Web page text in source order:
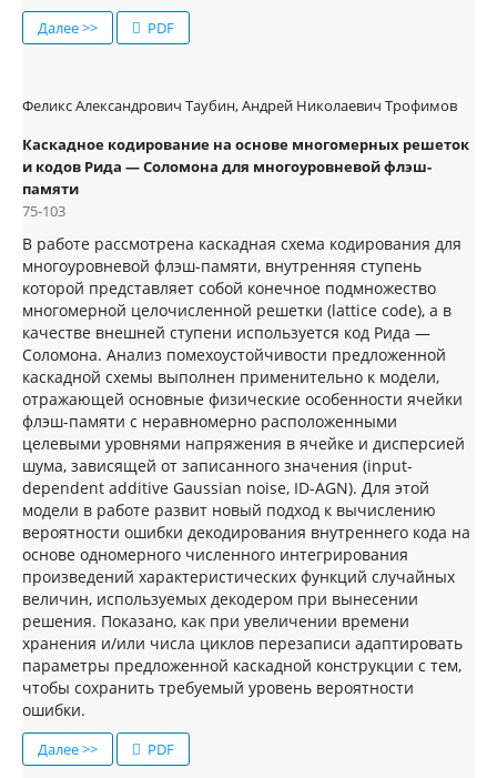
Далее >> PDF
Феликс Александрович Таубин, Андрей Николаевич Трофимов
Каскадное кодирование на основе многомерных решеток
и кодов Рида — Соломона для многоуровневой флэш-
памяти
75-103
В работе рассмотрена каскадная схема кодирования для
многоуровневой флэш-памяти, внутренняя ступень
которой представляет собой конечное подмножество
многомерной целочисленной решетки (lattice code), а в
качестве внешней ступени используется код Рида —
Соломона. Анализ помехоустойчивости предложенной
каскадной схемы выполнен применительно к модели,
отражающей основные физические особенности ячейки
флэш-памяти с неравномерно расположенными
целевыми уровнями напряжения в ячейке и дисперсией
шума, зависящей от записанного значения (input-
dependent additive Gaussian noise, ID-AGN). Для этой
модели в работе развит новый подход к вычислению
вероятности ошибки декодирования внутреннего кода на
основе одномерного численного интегрирования
произведений характеристических функций случайных
величин, используемых декодером при вынесении
решения. Показано, как при увеличении времени
хранения и/или числа циклов перезаписи адаптировать
параметры предложенной каскадной конструкции с тем,
чтобы сохранить требуемый уровень вероятности
ошибки.
Далее >> PDF